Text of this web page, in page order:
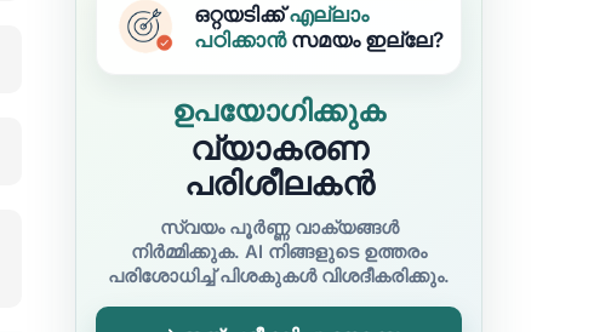
ഒറ്റയടിക്ക്എല്ലാം
പഠിക്കാൻസമയം ഇല്ലേ?
ഉപയോഗിക്കുക
വ്യാകരണ
പരിശീലകൻ
സ്വയം പൂർണ്ണ വാക്യങ്ങൾ
നിർമ്മിക്കുക. AI നിങ്ങളുടെ ഉത്തരം
പരിശോധിച്ച് പിശകുകൾ വിശദീകരിക്കും.